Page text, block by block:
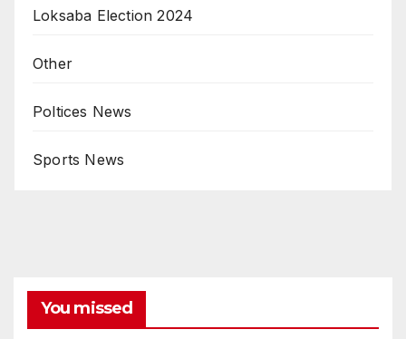
Loksaba Election 2024
Other
Poltices News
Sports News
You missed